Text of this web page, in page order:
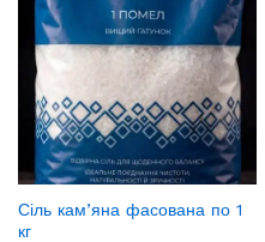
Сіль кам’яна фасована по 1
кг